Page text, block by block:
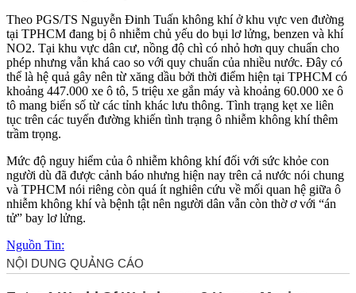
Theo PGS/TS Nguyễn Đinh Tuấn không khí ở khu vực ven đường
tại TPHCM đang bị ô nhiễm chủ yếu do bụi lơ lửng, benzen và khí
NO2. Tại khu vực dân cư, nồng độ chì có nhỏ hơn quy chuẩn cho
phép nhưng vẫn khá cao so với quy chuẩn của nhiều nước. Đây có
thể là hệ quả gây nên từ xăng dầu bởi thời điểm hiện tại TPHCM có
khoảng 447.000 xe ô tô, 5 triệu xe gắn máy và khoảng 60.000 xe ô
tô mang biển số từ các tỉnh khác lưu thông. Tình trạng kẹt xe liên
tục trên các tuyến đường khiến tình trạng ô nhiễm không khí thêm
trầm trọng.
Mức độ nguy hiểm của ô nhiễm không khí đối với sức khỏe con
người dù đã được cảnh báo nhưng hiện nay trên cả nước nói chung
và TPHCM nói riêng còn quá ít nghiên cứu về mối quan hệ giữa ô
nhiễm không khí và bệnh tật nên người dân vẫn còn thờ ơ với “án
tử” bay lơ lửng.
Nguồn Tin: